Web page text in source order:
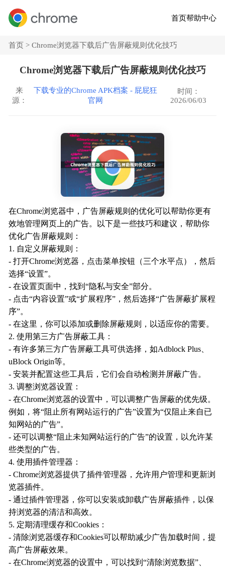
首页帮助中心
首页 >Chrome浏览器下载后广告屏蔽规则优化技巧
Chrome浏览器下载后广告屏蔽规则优化技巧
来
源：
下载专业的Chrome APK档案 - 屁屁狂
官网
时间：
2026/06/03
在Chrome浏览器中，广告屏蔽规则的优化可以帮助你更有
效地管理网页上的广告。以下是一些技巧和建议，帮助你
优化广告屏蔽规则：
1. 自定义屏蔽规则：
- 打开Chrome浏览器，点击菜单按钮（三个水平点），然后
选择“设置”。
- 在设置页面中，找到“隐私与安全”部分。
- 点击“内容设置”或“扩展程序”，然后选择“广告屏蔽扩展程
序”。
- 在这里，你可以添加或删除屏蔽规则，以适应你的需要。
2. 使用第三方广告屏蔽工具：
- 有许多第三方广告屏蔽工具可供选择，如Adblock Plus、
uBlock Origin等。
- 安装并配置这些工具后，它们会自动检测并屏蔽广告。
3. 调整浏览器设置：
- 在Chrome浏览器的设置中，可以调整广告屏蔽的优先级。
例如，将“阻止所有网站运行的广告”设置为“仅阻止来自已
知网站的广告”。
- 还可以调整“阻止未知网站运行的广告”的设置，以允许某
些类型的广告。
4. 使用插件管理器：
- Chrome浏览器提供了插件管理器，允许用户管理和更新浏
览器插件。
- 通过插件管理器，你可以安装或卸载广告屏蔽插件，以保
持浏览器的清洁和高效。
5. 定期清理缓存和Cookies：
- 清除浏览器缓存和Cookies可以帮助减少广告加载时间，提
高广告屏蔽效果。
- 在Chrome浏览器的设置中，可以找到“清除浏览数据”、